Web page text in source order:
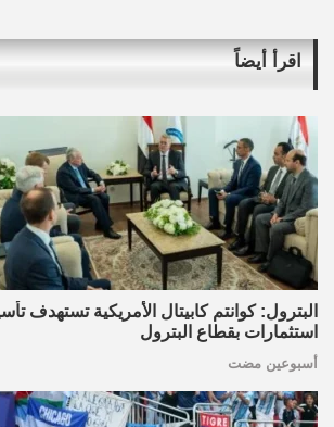
اقرأ أيضاً
البترول: كوانتم كابيتال الأمريكية تستهدف
استثمارات بقطاع البترول
أسبوعين مضت